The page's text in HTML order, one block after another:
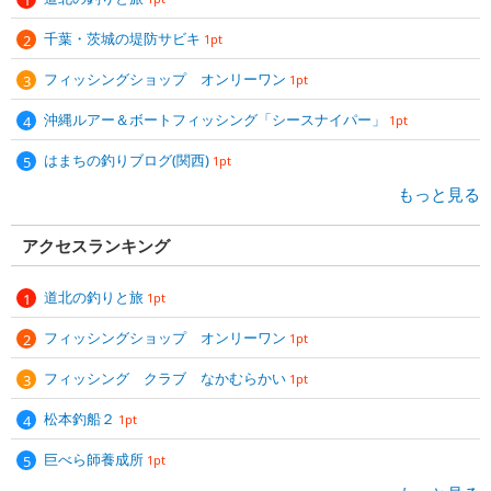
千葉・茨城の堤防サビキ 1pt
フィッシングショップ オンリーワン 1pt
沖縄ルアー＆ボートフィッシング「シースナイパー」 1pt
はまちの釣りブログ(関西) 1pt
もっと見る
アクセスランキング
道北の釣りと旅 1pt
フィッシングショップ オンリーワン 1pt
フィッシング クラブ なかむらかい 1pt
松本釣船２ 1pt
巨べら師養成所 1pt